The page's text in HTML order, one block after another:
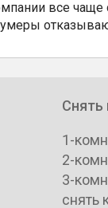
все
Снять
1-
2-
3-
снять